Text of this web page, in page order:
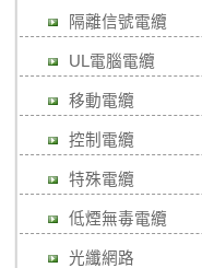
隔離信號電纜
UL電腦電纜
移動電纜
控制電纜
特殊電纜
低煙無毒電纜
光纖網路